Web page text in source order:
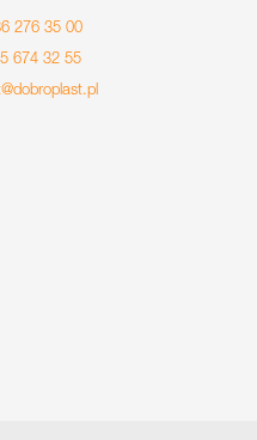
276 35 00
674 32 55